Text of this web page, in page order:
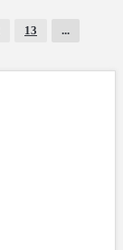
13 ...